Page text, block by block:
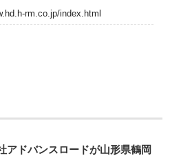
rm.co.jp/index.html
アドバンスロードが山形県鶴岡